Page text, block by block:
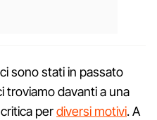
sono stati in passato
troviamo davanti a una
perdiversi motivi. A